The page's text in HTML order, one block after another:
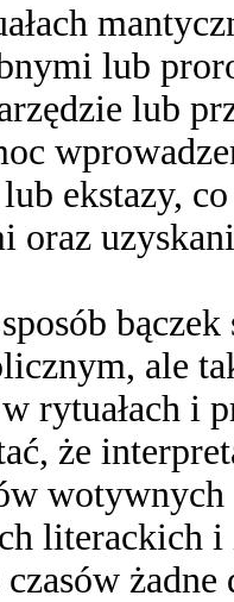
lub
lub
ekstazy,
oraz
ale
rytuałach i
że
wotywnych
literackich
czasów